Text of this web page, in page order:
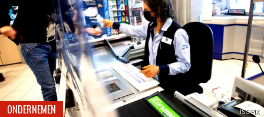
ISOPIX
ONDERNEMEN